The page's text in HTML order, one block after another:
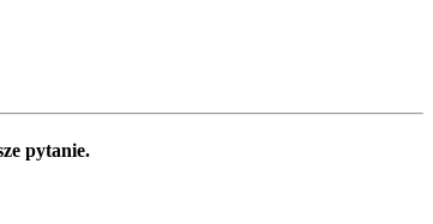
pytanie.